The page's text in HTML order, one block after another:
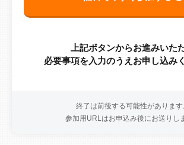
上記ボタンからお進みいた
必要事項を入力のうえお申し込み
終了は前後する可能性があります
参加用URLはお申込み後にお送りし